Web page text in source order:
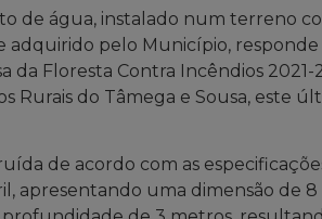
de água, instalado num terreno
pelo Município, responde
da Floresta Contra Incêndios
Rurais do Tâmega e Sousa, este
de acordo com as
apresentando uma dimensão